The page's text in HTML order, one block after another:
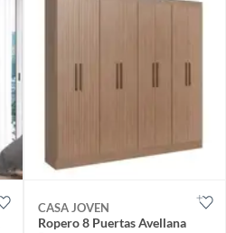
CASA JOVEN
Ropero 8 Puertas Avellana